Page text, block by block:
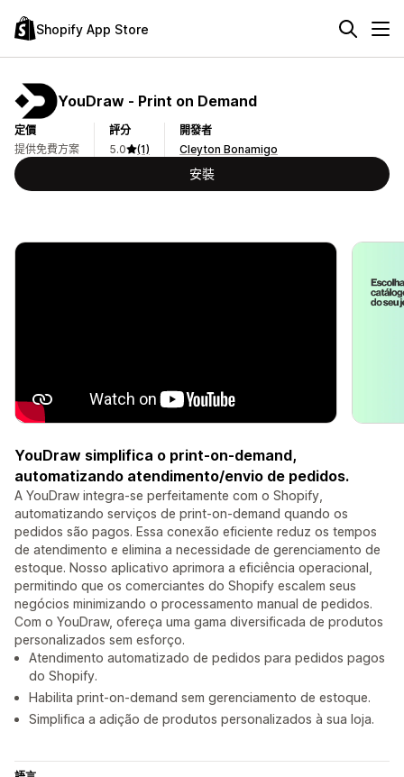
Shopify App Store
YouDraw ‑ Print on Demand
定價
提供免費方案
評分
5.0
(1)
開發者
Cleyton Bonamigo
安裝
YouDraw simplifica o print-on-demand,
automatizando atendimento/envio de pedidos.
A YouDraw integra-se perfeitamente com o Shopify,
automatizando serviços de print-on-demand quando os
pedidos são pagos. Essa conexão eficiente reduz os tempos
de atendimento e elimina a necessidade de gerenciamento de
estoque. Nosso aplicativo aprimora a eficiência operacional,
permitindo que os comerciantes do Shopify escalem seus
negócios minimizando o processamento manual de pedidos.
Com o YouDraw, ofereça uma gama diversificada de produtos
personalizados sem esforço.
Atendimento automatizado de pedidos para pedidos pagos
do Shopify.
Habilita print-on-demand sem gerenciamento de estoque.
Simplifica a adição de produtos personalizados à sua loja.